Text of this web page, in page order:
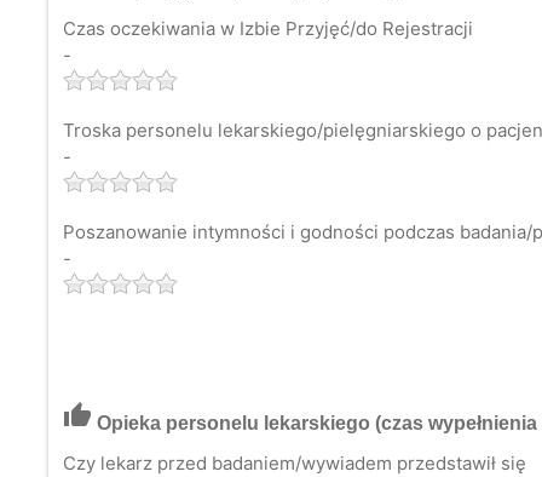
Czas oczekiwania w Izbie Przyjęć/do Rejestracji
-
Troska personelu lekarskiego/pielęgniarskiego o
-
Poszanowanie intymności i godności podczas badania/
-
thumb_up Opieka personelu lekarskiego (czas wypełnienia
Czy lekarz przed badaniem/wywiadem przedstawił się